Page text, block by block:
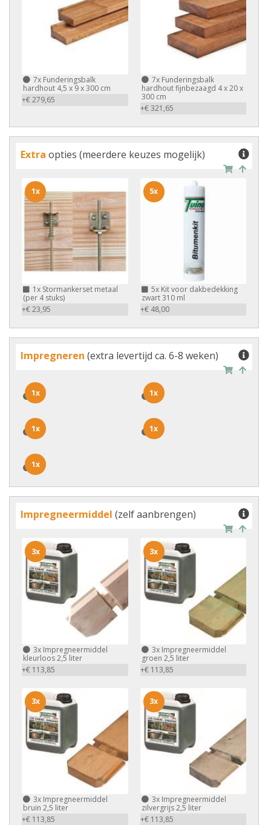
7x Funderingsbalk
hardhout 4,5 x 9 x 300 cm
+€ 279,65
7xFunderingsbalk
hardhout fijnbezaagd 4 x 20 x
300 cm
+€ 321,65
Extra opties (meerdere keuzes mogelijk)
1x Stormankerset metaal
(per 4 stuks)
+€ 23,95
1x
5xKit voor dakbedekking
zwart 310 ml
+€ 48,00
5x
Impregneren (extra levertijd ca. 6-8 weken)
1x
1x 1x
1x
1x
1x 1x
1x
1x
1x
Impregneermiddel (zelf aanbrengen)
3x Impregneermiddel
kleurloos 2,5 liter
+€ 113,85
3x
3xImpregneermiddel
groen 2,5 liter
+€ 113,85
3x
3x Impregneermiddel
bruin 2,5 liter
+€ 113,85
3x
3xImpregneermiddel
zilvergrijs 2,5 liter
+€ 113,85
3x